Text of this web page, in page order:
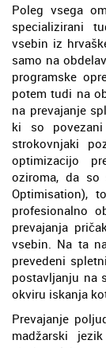
Poleg vsega
specializirani
vsebin iz
samo na
programske
potem tudi na
na prevajanje
ki so
strokovnjaki
optimizacijo
oziroma, da so
Optimisation),
profesionalno
prevajanja
vsebin. Na ta
prevedeni
postavljanju na
okviru iskanja
Prevajanje
madžarski